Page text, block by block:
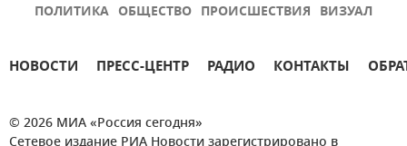
ПОЛИТИКА ОБЩЕСТВО ПРОИСШЕСТВИЯ ВИЗУАЛ
НОВОСТИ ПРЕСС-ЦЕНТР РАДИО КОНТАКТЫ
© 2026 МИА «Россия сегодня»